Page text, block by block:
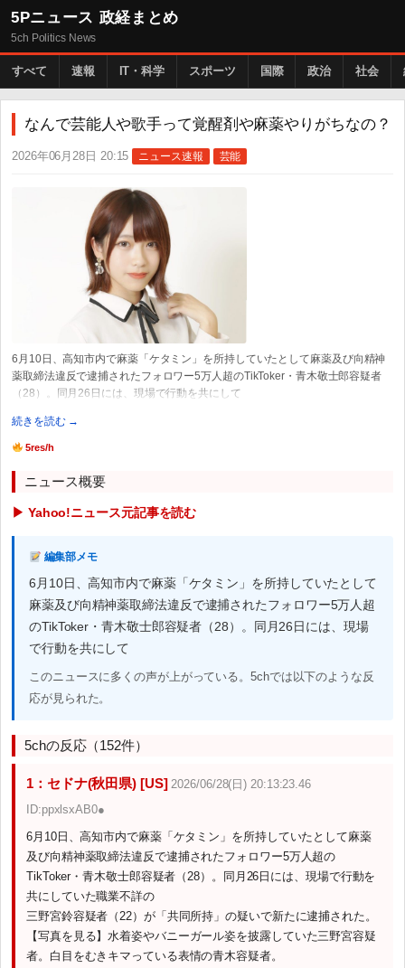
5Pニュース 政経まとめ
5ch Politics News
すべて 速報 IT・科学 スポーツ 国際 政治 社会
なんで芸能人や歌手って覚醒剤や麻薬やりがちなの？
2026年06月28日 20:15 ニュース速報 芸能
6月10日、高知市内で麻薬「ケタミン」を所持していたとして麻薬及び向精神
薬取締法違反で逮捕されたフォロワー5万人超のTikToker・青木敬士郎容疑者
（28）。同月26日には、現場で行動を共にして
続きを読む →
5res/h
ニュース概要
▶ Yahoo!ニュース元記事を読む
編集部メモ
6月10日、高知市内で麻薬「ケタミン」を所持していたとして
麻薬及び向精神薬取締法違反で逮捕されたフォロワー5万人超
のTikToker・青木敬士郎容疑者（28）。同月26日には、現場
で行動を共にして
このニュースに多くの声が上がっている。5chでは以下のような反
応が見られた。
5chの反応（152件）
1：セドナ(秋田県) [US] 2026/06/28(日) 20:13:23.46
ID:ppxlsxAB0●
6月10日、高知市内で麻薬「ケタミン」を所持していたとして麻薬
及び向精神薬取締法違反で逮捕されたフォロワー5万人超の
TikToker・青木敬士郎容疑者（28）。同月26日には、現場で行動を
共にしていた職業不詳の
三野宮鈴容疑者（22）が「共同所持」の疑いで新たに逮捕された。
【写真を見る】水着姿やバニーガール姿を披露していた三野宮容疑
者。白目をむきキマっている表情の青木容疑者。